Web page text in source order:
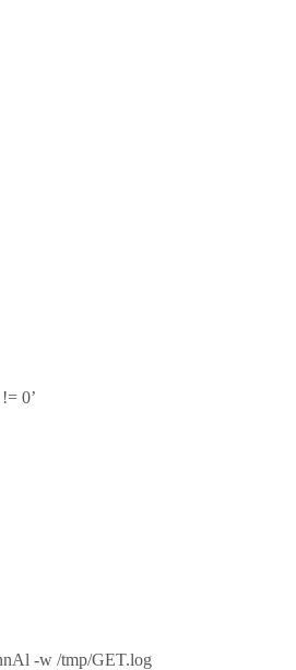
0’
-w /tmp/GET.log